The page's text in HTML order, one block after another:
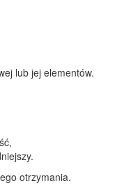
lub jej elementów.
otrzymania.